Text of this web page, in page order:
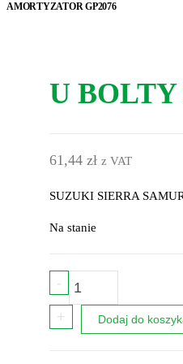
AMORTYZATOR GP2076
U BOLTY
61,44zł z VAT
SUZUKI SIERRA
Na stanie
-
ilość
U
BOLTY
RESORA
+ Dodaj do